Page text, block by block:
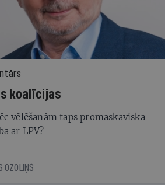
koalīcijas
vēlēšanām taps promaskaviska
ar LPV?
OZOLIŅŠ